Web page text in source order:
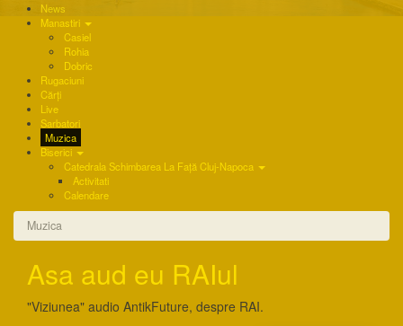
News
Manastiri
Casiel
Rohia
Dobric
Rugaciuni
Cărți
Live
Sarbatori
Muzica
Biserici
Catedrala Schimbarea La Față Cluj-Napoca
Activitati
Calendare
Muzica
Asa aud eu RAIul
"Viziunea" audio AntikFuture, despre RAI.